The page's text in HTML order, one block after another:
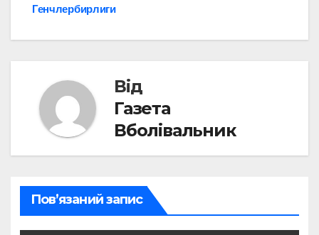
Генчлербирлиги
Від
Газета
Вболівальник
Пов’язаний запис